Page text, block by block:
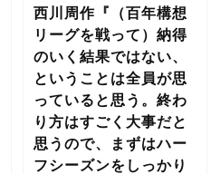
西川周作『（百年構想
リーグを戦って）納得
のいく結果ではない、
ということは全員が思
っていると思う。終わ
り方はすごく大事だと
思うので、まずはハー
フシーズンをしっかり